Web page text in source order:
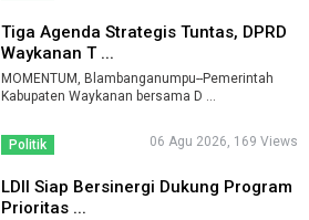
Tiga Agenda Strategis Tuntas, DPRD
Waykanan T ...
MOMENTUM, Blambanganumpu--Pemerintah
Kabupaten Waykanan bersama D ...
Politik 06 Agu 2026, 169 Views
LDII Siap Bersinergi Dukung Program
Prioritas ...